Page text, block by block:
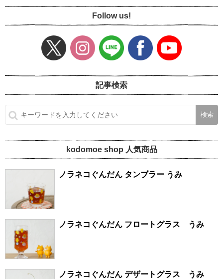
Follow us!
記事検索
kodomoe shop 人気商品
ノラネコぐんだん タンブラー うみ
ノラネコぐんだん フロートグラス うみ
ノラネコぐんだん デザートグラス うみ